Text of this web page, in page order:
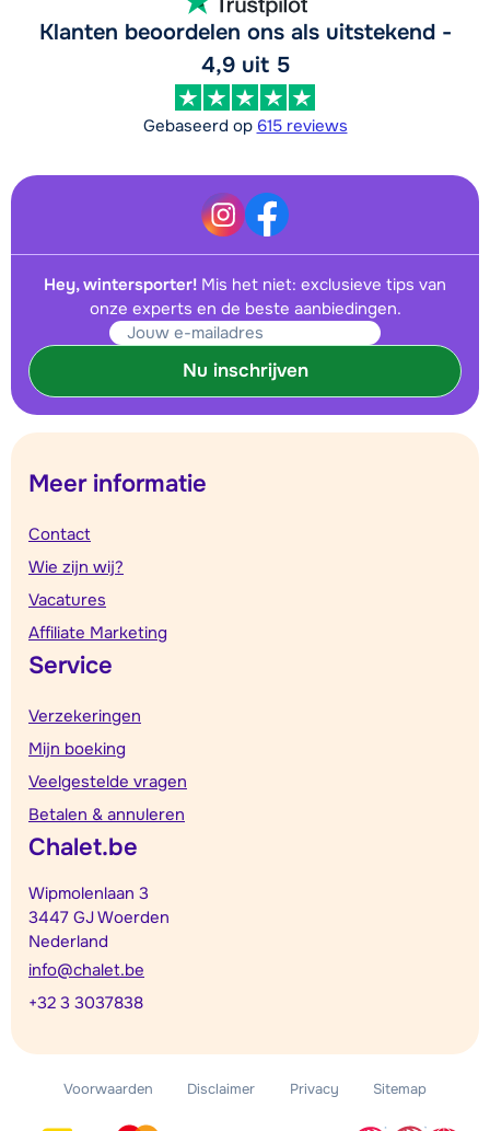
Klanten beoordelen ons als uitstekend -
4,9 uit 5
Gebaseerd op 615 reviews
Hey, wintersporter! Mis het niet: exclusieve tips van
onze experts en de beste aanbiedingen.
Nu inschrijven
Meer informatie
Contact
Wie zijn wij?
Vacatures
Affiliate Marketing
Service
Verzekeringen
Mijn boeking
Veelgestelde vragen
Betalen & annuleren
Chalet.be
Wipmolenlaan 3
3447 GJ Woerden
Nederland
info@chalet.be
+32 3 3037838
Voorwaarden Disclaimer Privacy Sitemap